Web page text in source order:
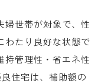
婦世帯が対象で、性
わたり良好な状態で
持管理性・省エネ性
住宅は、補助額の